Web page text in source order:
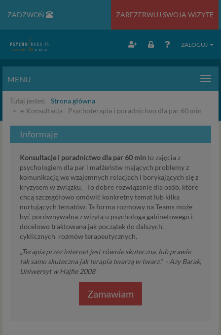
ZADZWOŃ ZAREZERWUJ SWOJĄ WIZYTĘ
ZALOGUJ
MENU
Tutaj jesteś:
Strona główna
e-Konsultacja - Psychoterapia i poradnictwo dla par 60 min
Informaje
Konsultacje i poradnictwo dla par 60 minto zajęcia z
psychologiem dla par i małżeństw mających problemy z
komunikacją we wzajemnych relacjach i borykających się z
kryzysem w związku. To dobre rozwiązanie dla osób, które
chcą szczegółowo omówić konkretny temat lub kilka
nurtujących tematów. Ta forma rozmowy na Teams może
być porównywalna z wizytą u psychologa gabinetowego i
docelowo traktowana jak początek do dalszych,
cyklicznych rozmów terapeutycznych.
„Terapia przez internet jest równie skuteczna, lub prawie
tak samo skuteczna jak terapia twarzą w twarz.” - Azy Barak,
Uniwersyt w Hajfie 2008
Zamawiam